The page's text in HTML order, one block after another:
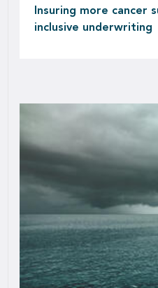
Insuring more cancer
inclusive underwriting